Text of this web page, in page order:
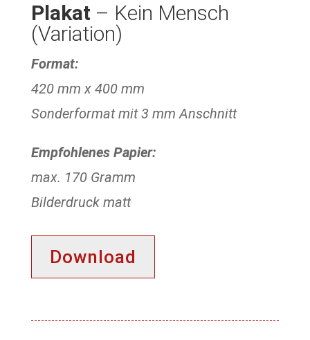
Plakat – Kein Mensch
(Variation)
Format:
420 mm x 400 mm
Sonderformat mit 3 mm Anschnitt
Empfohlenes Papier:
max. 170 Gramm
Bilderdruck matt
Download